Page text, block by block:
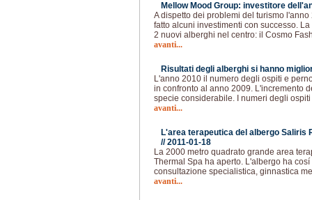
Mellow Mood Group: investitore
A dispetto dei problemi del turismo
fatto alcuni investimenti con successo.
2 nuovi alberghi nel centro: il Cosmo
avanti...
Risultati degli alberghi si hanno
L'anno 2010 il numero degli ospiti e
in confronto al anno 2009. L'incremento
specie considerabile. I numeri degli
avanti...
L'area terapeutica del albergo Saliris
//2011-01-18
La 2000 metro quadrato grande area
Thermal Spa ha aperto. L'albergo ha
consultazione specialistica, ginnastica
avanti...